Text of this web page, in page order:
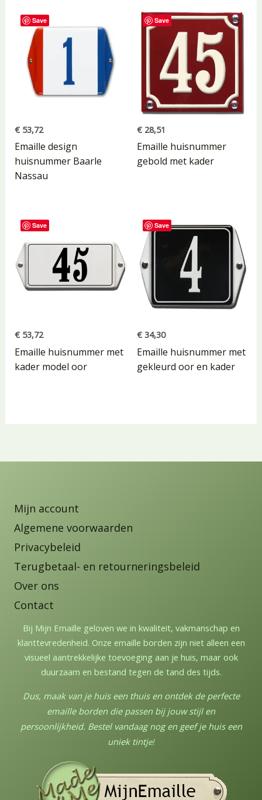
Save
€53,72
Emaille design
huisnummer Baarle
Nassau
Save
€ 28,51
Emaille huisnummer
gebold met kader
Save
€53,72
Emaille huisnummer met
kader model oor
Save
€ 34,30
Emaille huisnummer met
gekleurd oor en kader
Mijn account
Algemene voorwaarden
Privacybeleid
Terugbetaal- en retourneringsbeleid
Over ons
Contact
Bij Mijn Emaille geloven we in kwaliteit, vakmanschap en
klanttevredenheid. Onze emaille borden zijn niet alleen een
visueel aantrekkelijke toevoeging aan je huis, maar ook
duurzaam en bestand tegen de tand des tijds.
Dus, maak van je huis een thuis en ontdek de perfecte
emaille borden die passen bij jouw stijl en
persoonlijkheid. Bestel vandaag nog en geef je huis een
uniek tintje!